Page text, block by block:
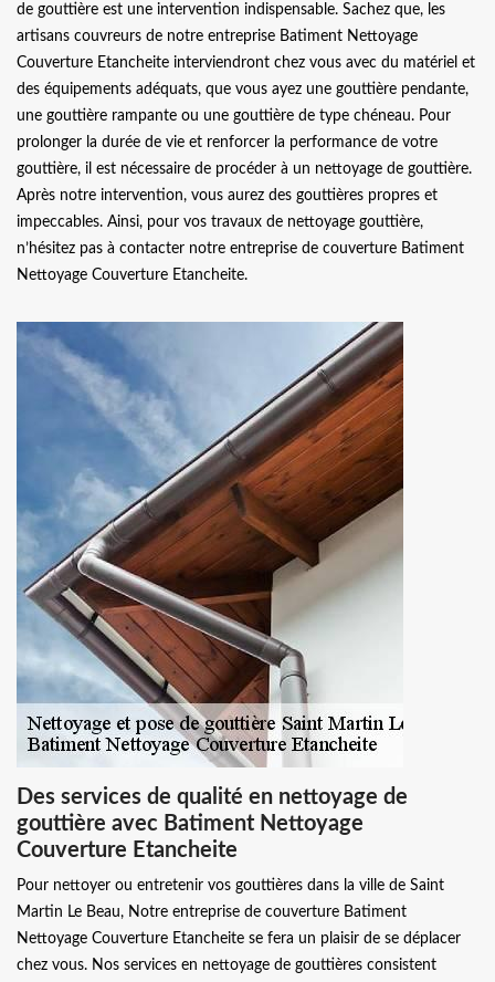
de gouttière est une intervention indispensable. Sachez que, les
artisans couvreurs de notre entreprise Batiment Nettoyage
Couverture Etancheite interviendront chez vous avec du matériel et
des équipements adéquats, que vous ayez une gouttière pendante,
une gouttière rampante ou une gouttière de type chéneau. Pour
prolonger la durée de vie et renforcer la performance de votre
gouttière, il est nécessaire de procéder à un nettoyage de gouttière.
Après notre intervention, vous aurez des gouttières propres et
impeccables. Ainsi, pour vos travaux de nettoyage gouttière,
n’hésitez pas à contacter notre entreprise de couverture Batiment
Nettoyage Couverture Etancheite.
Des services de qualité en nettoyage de
gouttière avec Batiment Nettoyage
Couverture Etancheite
Pour nettoyer ou entretenir vos gouttières dans la ville de Saint
Martin Le Beau, Notre entreprise de couverture Batiment
Nettoyage Couverture Etancheite se fera un plaisir de se déplacer
chez vous. Nos services en nettoyage de gouttières consistent